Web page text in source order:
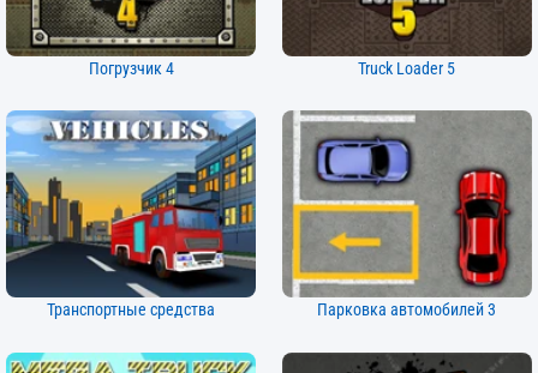
Погрузчик 4 Truck Loader 5
Транспортные средства Парковка автомобилей 3